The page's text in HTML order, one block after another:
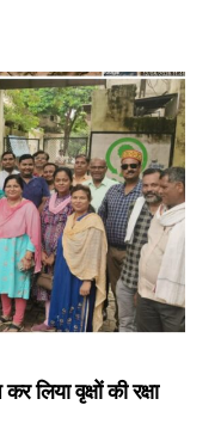
लिया वृक्षों की रक्षा